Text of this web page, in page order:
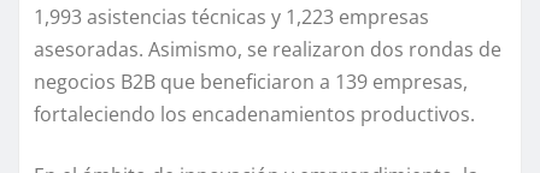
1,993 asistencias técnicas y 1,223 empresas
asesoradas. Asimismo, se realizaron dos rondas de
negocios B2B que beneficiaron a 139 empresas,
fortaleciendo los encadenamientos productivos.